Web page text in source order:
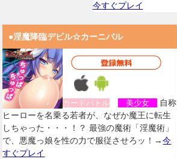
今すぐプレイ
●淫魔降臨デビル☆カーニバル
カードバトル 美少女
自称
ヒーローを名乗る若者が、なぜか魔王に転生
しちゃった・・・！？ 最強の魔術「淫魔術」
で、悪魔っ娘を性の力で服従させろッ！→今
すぐプレイ